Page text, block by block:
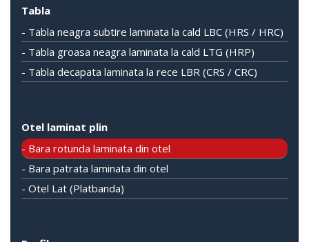
Tabla
- Tabla neagra subtire laminata la cald LBC (HRS / HRC)
- Tabla groasa neagra laminata la cald LTG (HRP)
- Tabla decapata laminata la rece LBR (CRS / CRC)
Otel laminat plin
- Bara rotunda laminata din otel
- Bara patrata laminata din otel
- Otel Lat (Platbanda)